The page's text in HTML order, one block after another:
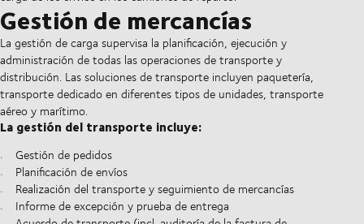
Gestión de mercancías
La gestión de carga supervisa la planificación, ejecución y
administración de todas las operaciones de transporte y
distribución. Las soluciones de transporte incluyen paquetería,
transporte dedicado en diferentes tipos de unidades, transporte
aéreo y marítimo.
La gestión del transporte incluye:
Gestión de pedidos
Planificación de envíos
Realización del transporte y seguimiento de mercancías
Informe de excepción y prueba de entrega